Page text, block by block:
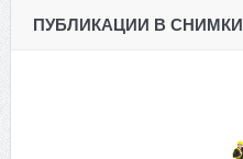
ПУБЛИКАЦИИ В СНИМКИ